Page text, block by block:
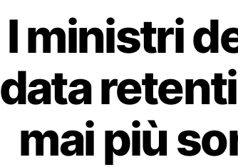
I ministri
data
mai più